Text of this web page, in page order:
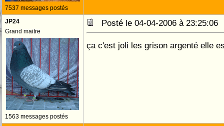
7537 messages postés
JP24
Grand maitre
1563 messages postés
Posté le 04-04-2006 à
ça c'est joli les grison argenté elle